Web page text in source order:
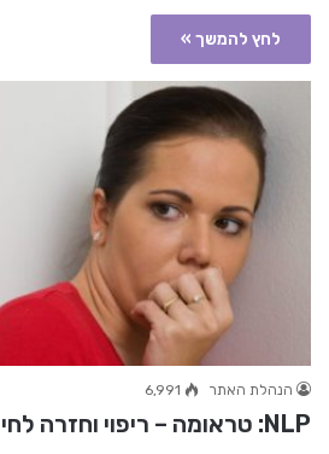
לחץ להמשך »
הנהלת האתר 6,991
NLP: טראומה – ריפוי וחזרה לחיים